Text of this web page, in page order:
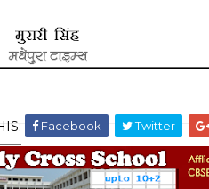
Facebook Twitter